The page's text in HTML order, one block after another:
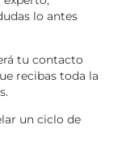
lo antes
tu contacto
recibas toda la
un ciclo de